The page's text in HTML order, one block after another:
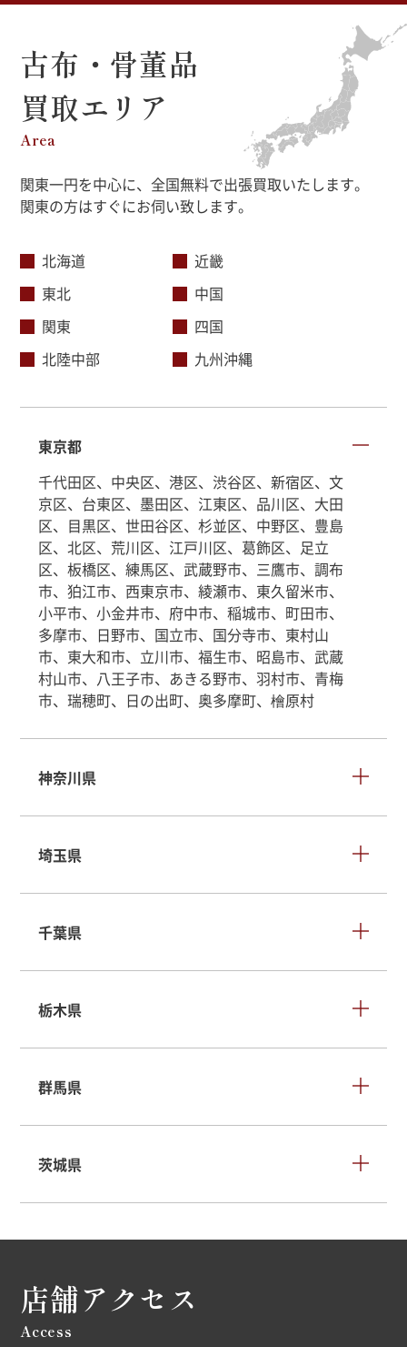
古布・骨董品
買取エリア
Area
関東一円を中心に、全国無料で出張買取いたします。
関東の方はすぐにお伺い致します。
北海道
東北
関東
北陸中部
近畿
中国
四国
九州沖縄
東京都
千代田区、中央区、港区、渋谷区、新宿区、文
京区、台東区、墨田区、江東区、品川区、大田
区、目黒区、世田谷区、杉並区、中野区、豊島
区、北区、荒川区、江戸川区、葛飾区、足立
区、板橋区、練馬区、武蔵野市、三鷹市、調布
市、狛江市、西東京市、綾瀬市、東久留米市、
小平市、小金井市、府中市、稲城市、町田市、
多摩市、日野市、国立市、国分寺市、東村山
市、東大和市、立川市、福生市、昭島市、武蔵
村山市、八王子市、あきる野市、羽村市、青梅
市、瑞穂町、日の出町、奥多摩町、檜原村
神奈川県
埼玉県
千葉県
栃木県
群馬県
茨城県
店舗アクセス
Access